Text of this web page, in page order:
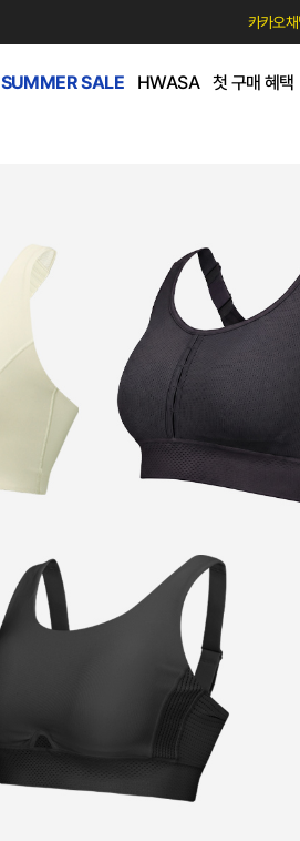
카카오
SUMMER SALE HWASA 첫 구매 혜택